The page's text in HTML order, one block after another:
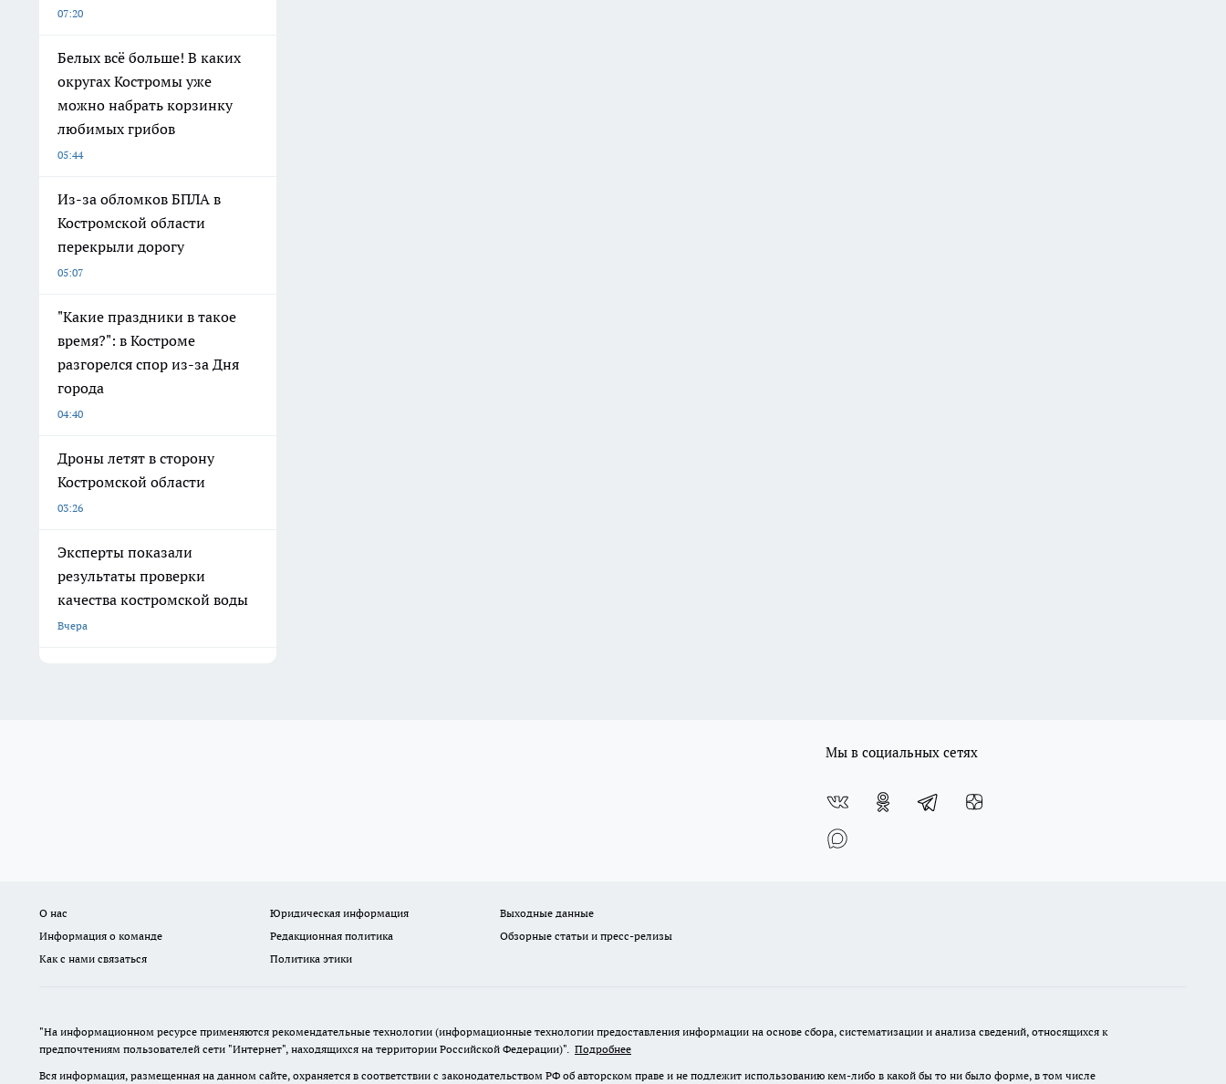
07:20
Белых всё больше! В каких
округах Костромы уже
можно набрать корзинку
любимых грибов
05:44
Из-за обломков БПЛА в
Костромской области
перекрыли дорогу
05:07
"Какие праздники в такое
время?": в Костроме
разгорелся спор из-за Дня
города
04:40
Дроны летят в сторону
Костромской области
03:26
Эксперты показали
результаты проверки
качества костромской воды
Вчера
Мы в социальных сетях
О нас Юридическая информация
Выходные данные
Информация о команде
Редакционная политика
Обзорные статьи и пресс-релизы
Как с нами связаться
Политика этики
"На информационном ресурсе применяются рекомендательные технологии (информационные технологии предоставления информации на основе сбора, систематизации и анализа сведений, относящихся к
предпочтениям пользователей сети "Интернет", находящихся на территории Российской Федерации)". Подробнее
Вся информация, размещенная на данном сайте, охраняется в соответствии с законодательством РФ об авторском праве и не подлежит использованию кем-либо в какой бы то ни было форме, в том числе